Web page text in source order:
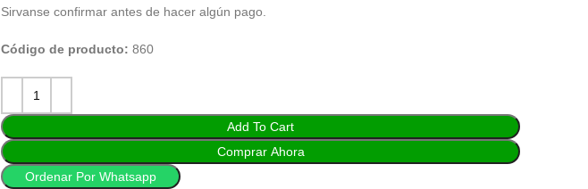
Sirvanse confirmar antes de hacer algún pago.
Código de producto: 860
Add To Cart
Comprar Ahora
Ordenar Por Whatsapp